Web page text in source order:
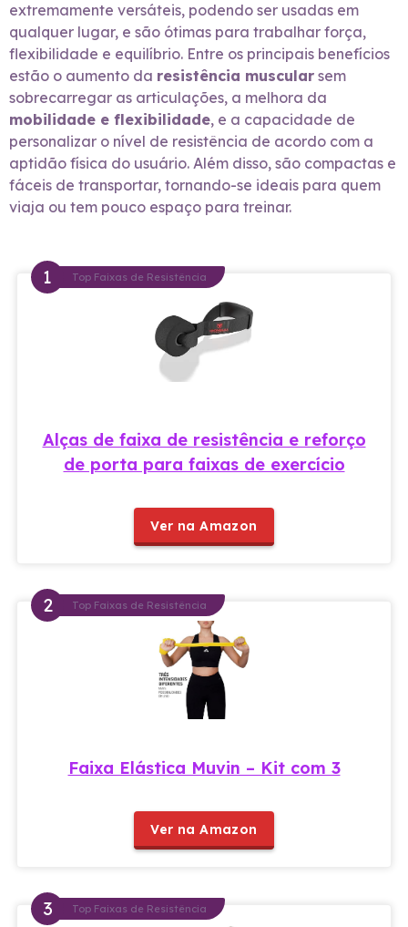
extremamente versáteis, podendo ser usadas em
qualquer lugar, e são ótimas para trabalhar força,
flexibilidade e equilíbrio. Entre os principais benefícios
estão o aumento da resistência muscular sem
sobrecarregar as articulações, a melhora da
mobilidade e flexibilidade, e a capacidade de
personalizar o nível de resistência de acordo com a
aptidão física do usuário. Além disso, são compactas e
fáceis de transportar, tornando-se ideais para quem
viaja ou tem pouco espaço para treinar.
Top Faixas de Resistência
Alças de faixa de resistência e reforço
de porta para faixas de exercício
Ver na Amazon
Top Faixas de Resistência
Faixa Elástica Muvin – Kit com 3
Ver na Amazon
Top Faixas de Resistência